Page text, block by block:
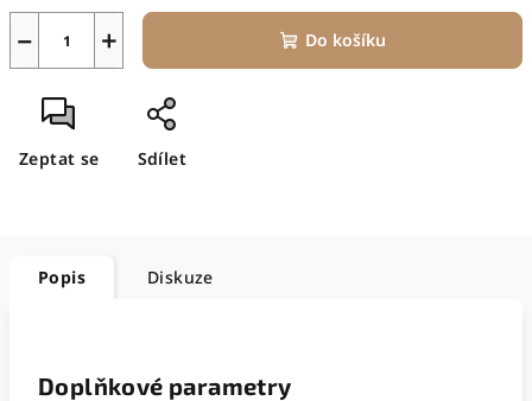
+
− Do košíku
Zeptat se Sdílet
Popis Diskuze
Doplňkové parametry